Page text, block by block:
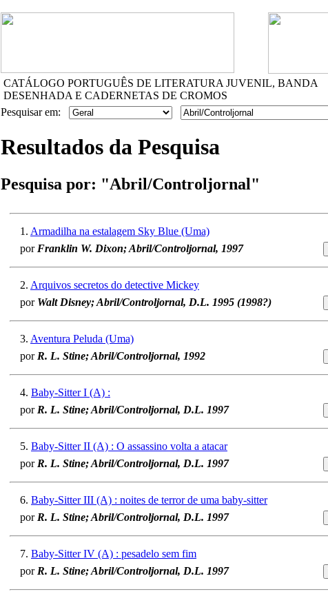
CATÁLOGO PORTUGUÊS DE LITERATURA JUVENIL, BANDA
DESENHADA E CADERNETAS DE CROMOS
Pesquisar em:
Resultados da Pesquisa
Pesquisa por: "Abril/Controljornal"
1. Armadilha na estalagem Sky Blue (Uma)
por Franklin W. Dixon; Abril/Controljornal, 1997
2. Arquivos secretos do detective Mickey
por Walt Disney; Abril/Controljornal, D.L. 1995 (1998?)
3. Aventura Peluda (Uma)
por R. L. Stine; Abril/Controljornal, 1992
4. Baby-Sitter I (A) :
por R. L. Stine; Abril/Controljornal, D.L. 1997
5. Baby-Sitter II (A) : O assassino volta a atacar
por R. L. Stine; Abril/Controljornal, D.L. 1997
6. Baby-Sitter III (A) : noites de terror de uma baby-sitter
por R. L. Stine; Abril/Controljornal, D.L. 1997
7. Baby-Sitter IV (A) : pesadelo sem fim
por R. L. Stine; Abril/Controljornal, D.L. 1997